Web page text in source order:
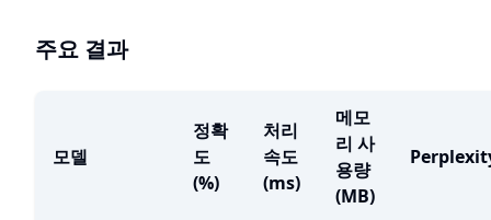
주요 결과
모델
정확
도
(%)
처리
속도
(ms)
메모
리 사
용량
(MB)